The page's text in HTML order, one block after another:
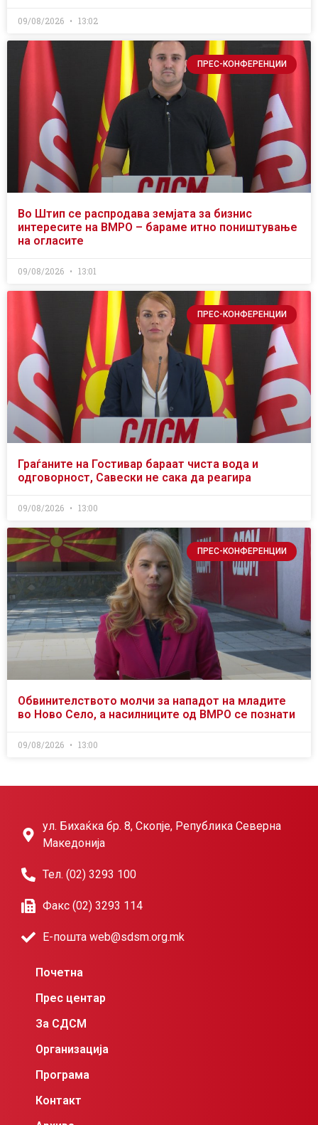
09/08/2026 13:02
ПРЕС-КОНФЕРЕНЦИИ
Во Штип се распродава земјата за бизнис
интересите на ВМРО – бараме итно поништување
на огласите
09/08/2026 13:01
ПРЕС-КОНФЕРЕНЦИИ
Граѓаните на Гостивар бараат чиста вода и
одговорност, Савески не сака да реагира
09/08/2026 13:00
ПРЕС-КОНФЕРЕНЦИИ
Обвинителството молчи за нападот на младите
во Ново Село, а насилниците од ВМРО се познати
09/08/2026 13:00
ул. Бихаќка бр. 8, Скопје, Република Северна
Македонија
Тел. (02) 3293 100
Факс (02) 3293 114
Е-пошта web@sdsm.org.mk
Почетна
Прес центар
За СДСМ
Организација
Програма
Контакт